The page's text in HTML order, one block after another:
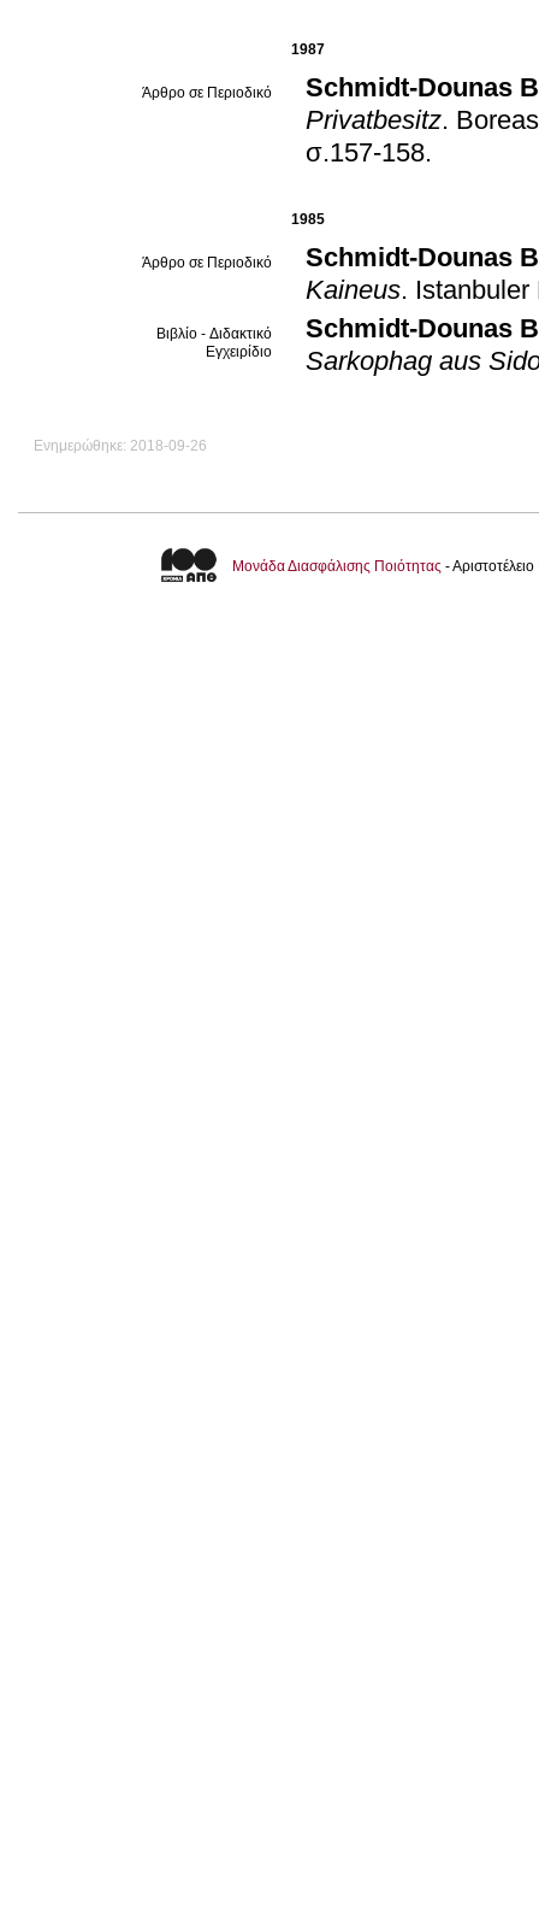
1987
Άρθρο σε Περιοδικό
Schmidt-Dounas
Privatbesitz.
σ.157-158.
1985
Άρθρο σε Περιοδικό
Schmidt-Dounas
Kaineus. Istanbuler
Βιβλίο - Διδακτικό
Εγχειρίδιο
Schmidt-Dounas
Sarkophag aus
Ενημερώθηκε: 2018-09-26
Μονάδα Διασφάλισης Ποιότητας -